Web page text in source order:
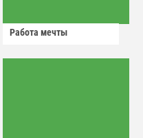
Работа мечты